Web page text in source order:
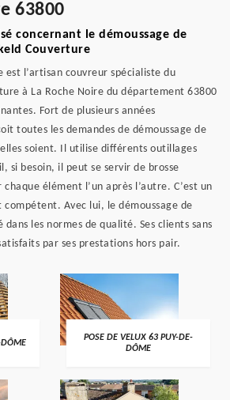
63800
concernant le démoussage de
Couverture
est l’artisan couvreur spécialiste du
à La Roche Noire du département 63800
Fort de plusieurs années
toutes les demandes de démoussage de
soient. Il utilise différents outillages
si besoin, il peut se servir de brosse
élément l’un après l’autre. C’est un
Avec lui, le démoussage de
les normes de qualité. Ses clients sans
par ses prestations hors pair.
DÔME
POSE DE VELUX 63 PUY-DE-
DÔME